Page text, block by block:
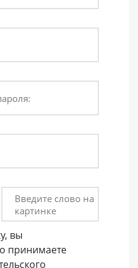
Введите слово на
картинке
вы
принимаете